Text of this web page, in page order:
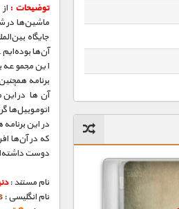
توضیحات :
ماشین‌ها در
جایگاه
آن‌ها
این مجموعه
برنامه
آن‌ها در این
اتوموبیل‌ها
در این
که در آن‌ها
دوست
نام مستند :
نام انگلیسی :